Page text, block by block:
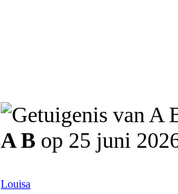
A B op 25 juni
Louisa